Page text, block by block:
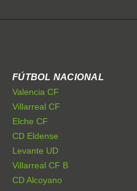
FÚTBOL NACIONAL
Valencia CF
Villarreal CF
Elche CF
CD Eldense
Levante UD
Villarreal CF B
CD Alcoyano